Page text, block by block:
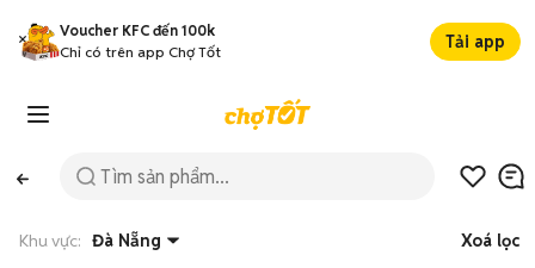
Voucher KFC đến 100k
Chỉ có trên app Chợ Tốt
Tải app
Khu vực: Đà Nẵng Xoá lọc